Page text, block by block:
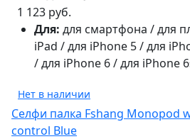
1 123 руб.
Для: для смартфона / для
iPad / для iPhone 5 / для
/ для iPhone 6 / для iPhone
Нет в наличии
Селфи палка Fshang Monopod
control Blue